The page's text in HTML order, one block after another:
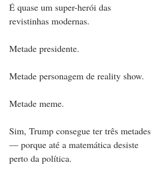
É quase um super-herói das
revistinhas modernas.
Metade presidente.
Metade personagem de reality show.
Metade meme.
Sim, Trump consegue ter três metades
— porque até a matemática desiste
perto da política.